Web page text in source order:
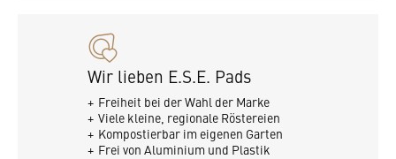
Wir lieben E.S.E. Pads
Freiheit bei der Wahl der Marke
Viele kleine, regionale Röstereien
Kompostierbar im eigenen Garten
Frei von Aluminium und Plastik